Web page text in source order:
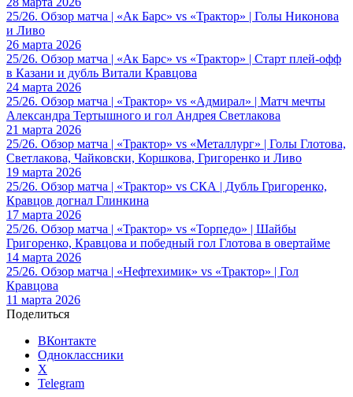
25/26. Обзор матча | «Ак Барс» vs «Трактор» | Голы Никонова
и Ливо
26 марта 2026
25/26. Обзор матча | «Ак Барс» vs «Трактор» | Старт плей-офф
в Казани и дубль Витали Кравцова
24 марта 2026
25/26. Обзор матча | «Трактор» vs «Адмирал» | Матч мечты
Александра Тертышного и гол Андрея Светлакова
21 марта 2026
25/26. Обзор матча | «Трактор» vs «Металлург» | Голы Глотова,
Светлакова, Чайковски, Коршкова, Григоренко и Ливо
19 марта 2026
25/26. Обзор матча | «Трактор» vs СКА | Дубль Григоренко,
Кравцов догнал Глинкина
17 марта 2026
25/26. Обзор матча | «Трактор» vs «Торпедо» | Шайбы
Григоренко, Кравцова и победный гол Глотова в овертайме
14 марта 2026
25/26. Обзор матча | «Нефтехимик» vs «Трактор» | Гол
Кравцова
11 марта 2026
Поделиться
ВКонтакте
Одноклассники
X
Telegram